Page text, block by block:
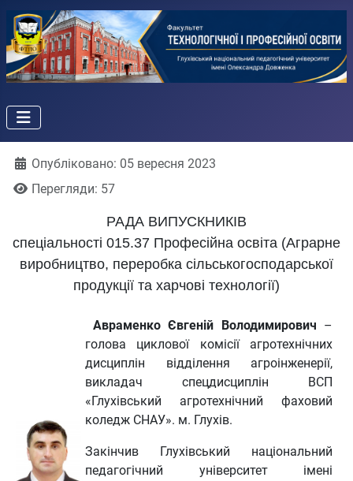
ДеталіОпубліковано: 05 вересня 2023
Перегляди: 57
РАДА ВИПУСКНИКІВ
спеціальності 015.37 Професійна освіта (Аграрне
виробництво, переробка сільськогосподарської
продукції та харчові технології)
Авраменко Євгеній Володимирович –
голова циклової комісії агротехнічних
дисциплін відділення агроінженерії,
викладач спецдисциплін ВСП
«Глухівський агротехнічний фаховий
коледж СНАУ». м. Глухів.
Закінчив Глухівський національний
педагогічний університет імені